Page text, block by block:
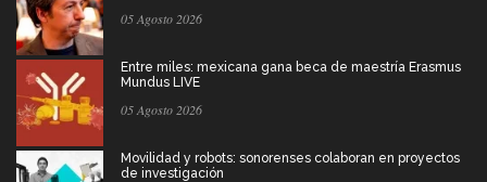
05 Agosto 2026
Entre miles: mexicana gana beca de maestría Erasmus
Mundus LIVE
05 Agosto 2026
Movilidad y robots: sonorenses colaboran en proyectos
de investigación